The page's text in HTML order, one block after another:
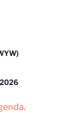
.